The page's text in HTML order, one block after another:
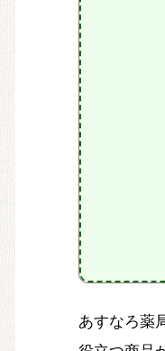
あすなろ薬